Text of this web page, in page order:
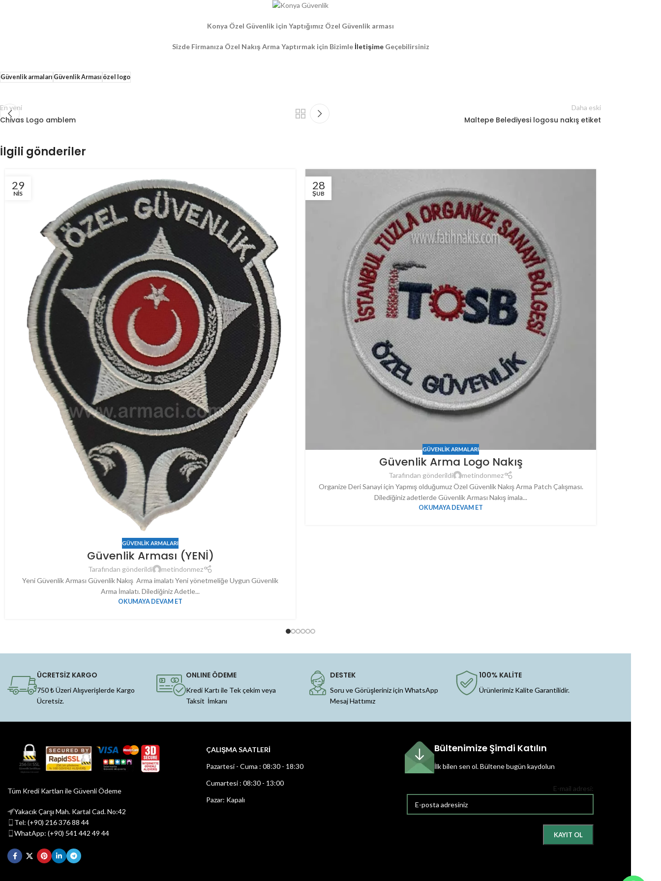
Konya Özel Güvenlik için Yaptığımız Özel Güvenlik arması
Sizde Firmanıza Özel Nakış Arma Yaptırmak için Bizimle İletişimeGeçebilirsiniz
Güvenlik armaları Güvenlik Arması özel logo
En yeni
Chivas Logo amblem
Daha eski
Maltepe Belediyesi logosu nakış etiket
İlgili gönderiler
29
NIS
GÜVENLIK ARMALARI
Güvenlik Arması (YENİ)
Tarafından gönderildi
metindonmez
Yeni Güvenlik Arması Güvenlik Nakış Arma imalatı Yeni yönetmeliğe Uygun Güvenlik
Arma İmalatı. Dilediğiniz Adetle...
OKUMAYA DEVAM ET
28
ŞUB
GÜVENLIK ARMALARI
Güvenlik Arma Logo Nakış
Tarafından gönderildi
metindonmez
Organize Deri Sanayi için Yapmış olduğumuz Özel Güvenlik Nakış Arma Patch Çalışması.
Dilediğiniz adetlerde Güvenlik Arması Nakış imala...
OKUMAYA DEVAM ET
ÜCRETSİZ KARGO
750 ₺ Üzeri Alışverişlerde Kargo
Ücretsiz.
ONLINE ÖDEME
Kredi Kartı ile Tek çekim veya
Taksit İmkanı
DESTEK
Soru ve Görüşleriniz için WhatsApp
Mesaj Hattımız
100% KALİTE
Ürünlerimiz Kalite Garantilidir.
Tüm Kredi Kartları ile Güvenli Ödeme
Yakacık Çarşı Mah. Kartal Cad. No:42
Tel: (+90) 216 376 88 44
WhatApp: (+90) 541 442 49 44
ÇALIŞMA SAATLERİ
Pazartesi - Cuma : 08:30 - 18:30
Cumartesi : 08:30 - 13:00
Pazar: Kapalı
Bültenimize Şimdi Katılın
İlk bilen sen ol.Bültene bugün kaydolun
E-mail adresi: